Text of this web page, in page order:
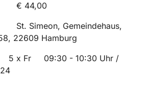
Gemeindehaus,
22609 Hamburg
Fr 09:30 - 10:30 Uhr /